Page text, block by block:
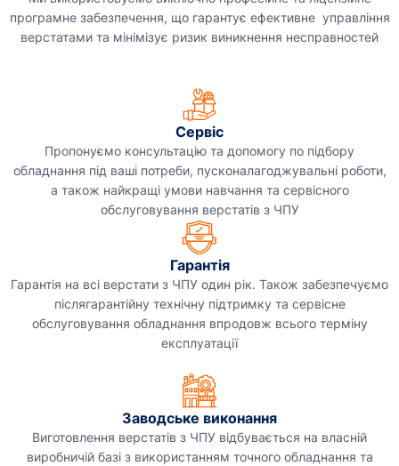
програмне забезпечення, що гарантує ефективне управління
верстатами та мінімізує ризик виникнення несправностей
Сервіс
Пропонуємо консультацію та допомогу по підбору
обладнання під ваші потреби, пусконалагоджувальні роботи,
а також найкращі умови навчання та сервісного
обслуговування верстатів з ЧПУ
Гарантія
Гарантія на всі верстати з ЧПУ один рік. Також забезпечуємо
післягарантійну технічну підтримку та сервісне
обслуговування обладнання впродовж всього терміну
експлуатації
Заводське виконання
Виготовлення верстатів з ЧПУ відбувається на власній
виробничій базі з використанням точного обладнання та